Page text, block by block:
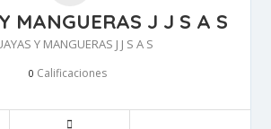
MANGUERAS J J S A S
Y MANGUERAS J J S A S
0 Calificaciones